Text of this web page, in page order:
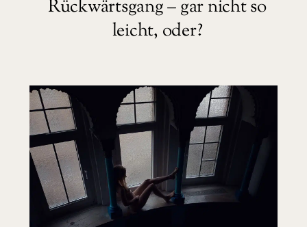
Rückwärtsgang – gar nicht so
leicht, oder?